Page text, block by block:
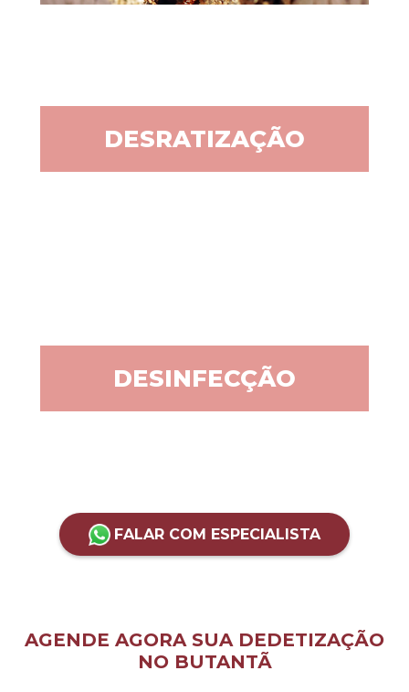
DESRATIZAÇÃO
DESINFECÇÃO
FALAR COM ESPECIALISTA
AGENDE AGORA SUA DEDETIZAÇÃO
NO BUTANTÃ